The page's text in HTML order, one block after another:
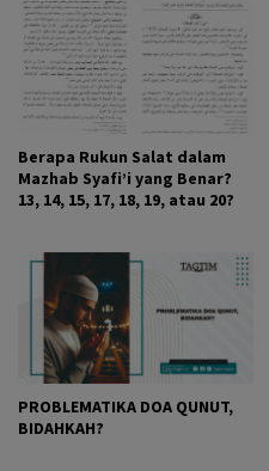
Berapa Rukun Salat dalam
Mazhab Syafi’i yang Benar?
13, 14, 15, 17, 18, 19, atau 20?
PROBLEMATIKA DOA QUNUT,
BIDAHKAH?